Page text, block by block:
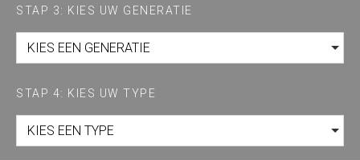
STAP 3: KIES UW GENERATIE
KIES EEN GENERATIE
STAP 4: KIES UW TYPE
KIES EEN TYPE